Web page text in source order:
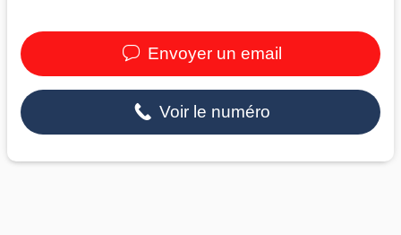
Envoyer un email
Voir le numéro